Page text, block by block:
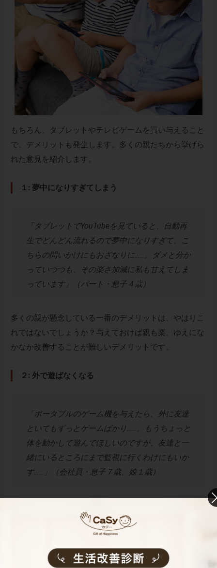
もちろん、タブレットやテレビゲームを買い与えること
で、デメリットも発生します。多くの親たちから挙げら
れた意見を紹介します。
１: 夢中になりすぎてしまう
「タブレットでYouTubeを見ていると、自動再
生でどんどん流れるので夢中になりすぎて、こ
ちらの問いかけにもおざなりに……。ダメと分か
っていつつも、その楽さ加減に私も甘えてしま
っています」（パート・息子４歳）
多くの親が懸念している一番のデメリットは、やはりこ
れではないでしょうか？与えておけば親も楽、ゆえにな
かなか改善することが難しいデメリットです。
２: 外で遊ばなくなる
「ポータブルのゲーム機を与えたら、外に友達
といてもずっとゲームばかり……。もうちょっと
体を動かして遊んでほしいのですが、友達と一
緒にいるところにまで監視に行くわけにもいか
ず……」（会社員・息子７歳、娘１歳）
り、または家の中でばかり遊ぶようになった、という意
見も挙がりました。親としては子どもには元気に外で駆
けずり回って遊んでほしいもの。友達との約束にいちい
ちついて行って注意するわけにもいかないのがもどかし